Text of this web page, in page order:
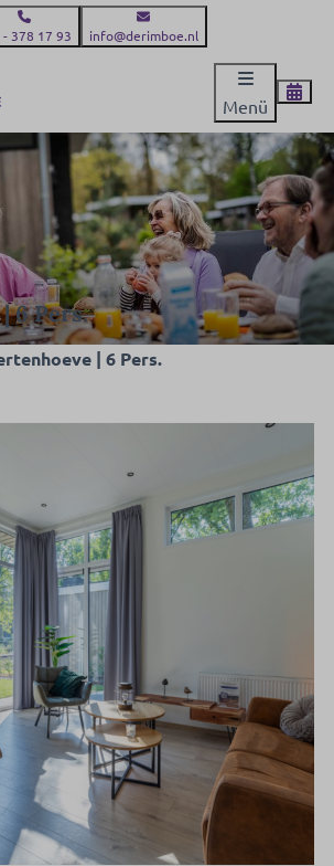
378 17 93 info@derimboe.nl
Menü
6 Pers.
| 6 Pers.